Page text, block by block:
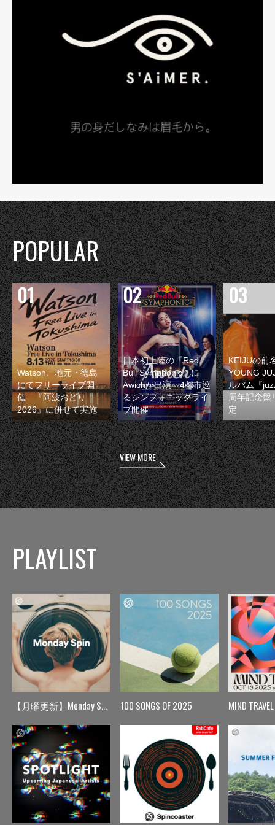
POPULAR
Watson、地元・徳島
にてフリーライブ開
催 『阿波おどり
2026』に併せて実施
日本初上陸の『Red
Bull Symphonic』に
Awichが出演 4都市巡
るシンフォニックライ
ブ開催
KEIJUの前
YOUNG
ルバム『
周年記念盤
定
VIEW MORE
PLAYLIST
【月曜更新】Monday Spin 100 SONGS OF 2025 MIND TRAVEL